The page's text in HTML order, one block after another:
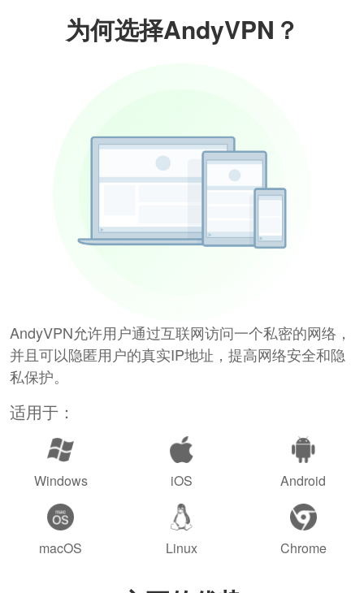
为何选择AndyVPN？
AndyVPN允许用户通过互联网访问一个私密的网络，
并且可以隐匿用户的真实IP地址，提高网络安全和隐
私保护。
适用于：
Windows iOS Android
macOS Linux Chrome